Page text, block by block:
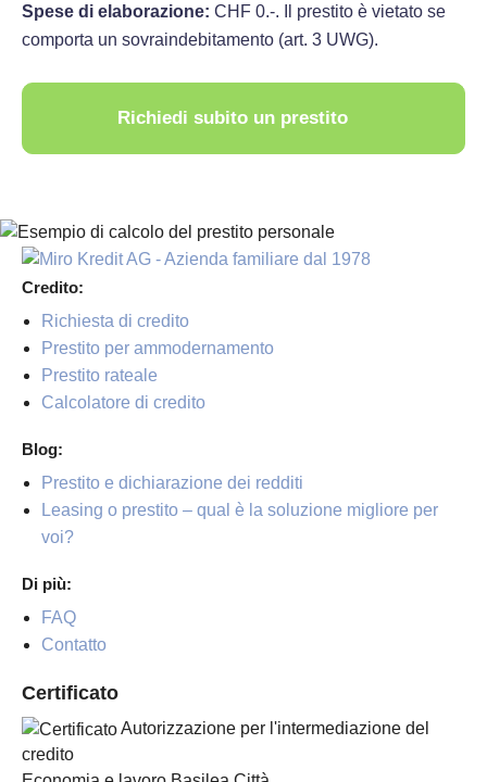
Spese di elaborazione: CHF 0.-. Il prestito è vietato se
comporta un sovraindebitamento (art. 3 UWG).
Richiedi subito un prestito
Credito:
Richiesta di credito
Prestito per ammodernamento
Prestito rateale
Calcolatore di credito
Blog:
Prestito e dichiarazione dei redditi
Leasing o prestito – qual è la soluzione migliore per
voi?
Di più:
FAQ
Contatto
Certificato
Autorizzazione per l'intermediazione del
credito